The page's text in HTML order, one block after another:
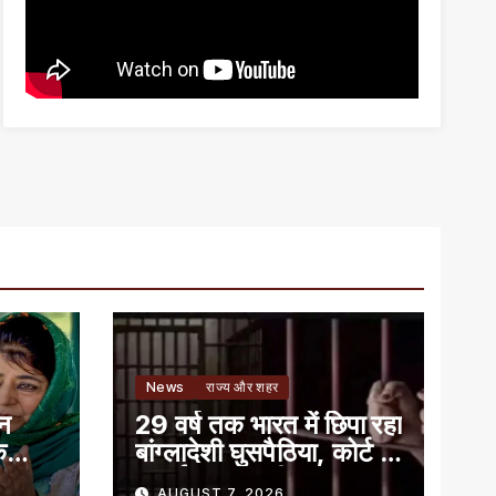
News राज्य और शहर
29 वर्ष तक भारत में छिपा रहा
बांग्लादेशी घुसपैठिया, कोर्ट ने
सुनाई 7 साल की सजा